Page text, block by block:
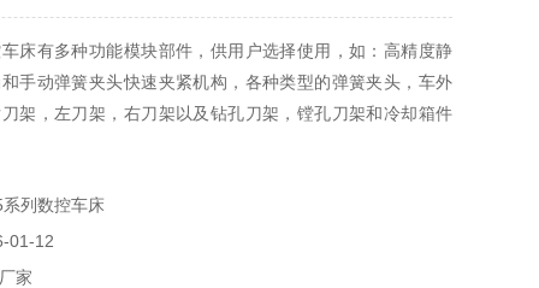
床有多种功能模块部件，供用户选择使用，如：高精度静
手动弹簧夹头快速夹紧机构，各种类型的弹簧夹头，车外
架，左刀架，右刀架以及钻孔刀架，镗孔刀架和冷却箱件
列数控车床
01-12
家